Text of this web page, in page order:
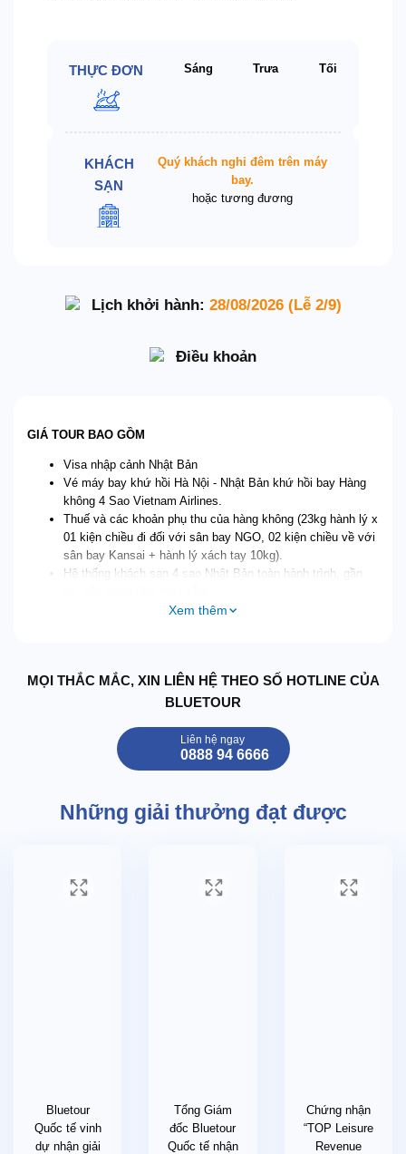
THỰC ĐƠN Sáng Trưa Tối
KHÁCH
SẠN
Quý khách nghỉ đêm trên máy
bay.
hoặc tương đương
Lịch khởi hành: 28/08/2026 (Lễ 2/9)
Điều khoản
GIÁ TOUR BAO GỒM
Visa nhập cảnh Nhật Bản
Vé máy bay khứ hồi Hà Nội - Nhật Bản khứ hồi bay Hàng
không 4 Sao Vietnam Airlines.
Thuế và các khoản phụ thu của hàng không (23kg hành lý x
01 kiện chiều đi đối với sân bay NGO, 02 kiện chiều về với
sân bay Kansai + hành lý xách tay 10kg).
Hệ thống khách sạn 4 sao Nhật Bản toàn hành trình, gần
Các bữa ăn được liệt kê theo chương trình (ăn sáng tại
hạng.
Vé tham quan theo chương trình.
Xe máy lạnh sử dụng theo chương trình.
Bảo hiểm (đến dưới 80 tuổi) phí Bảo hiểm du lịch với mức
30.000.000 VNĐ cho hành lý.
Xuất hóa đơn VAT theo quy định của Nhà nước.
Phí phòng đơn: 6.500.000/khách
Do văn hóa Nhật Bản tôn trọng sự riêng tư của từng cá
nhân nên phòng nghỉ trong các khách sạn chủ yếu thiết kế
Xem thêm
MỌI THẮC MẮC, XIN LIÊN HỆ THEO SỐ HOTLINE CỦA
BLUETOUR
Liên hệ ngay
0888 94 6666
Những giải thưởng đạt được
Bluetour
Quốc tế vinh
dự nhận giải
Tổng Giám
đốc Bluetour
Quốc tế nhận
Chứng nhận
“TOP Leisure
Revenue